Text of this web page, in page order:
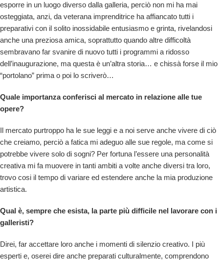
esporre in un luogo diverso dalla galleria, perciò non mi ha mai
osteggiata, anzi, da veterana imprenditrice ha affiancato tutti i
preparativi con il solito inossidabile entusiasmo e grinta, rivelandosi
anche una preziosa amica, soprattutto quando altre difficoltà
sembravano far svanire di nuovo tutti i programmi a ridosso
dell’inaugurazione, ma questa è un’altra storia… e chissà forse il mio
“portolano” prima o poi lo scriverò…
Quale importanza conferisci al mercato in relazione alle tue
opere?
Il mercato purtroppo ha le sue leggi e a noi serve anche vivere di ciò
che creiamo, perciò a fatica mi adeguo alle sue regole, ma come si
potrebbe vivere solo di sogni? Per fortuna l’essere una personalità
creativa mi fa muovere in tanti ambiti a volte anche diversi tra loro,
trovo cosi il tempo di variare ed estendere anche la mia produzione
artistica.
Qual è, sempre che esista, la parte più difficile nel lavorare con i
galleristi?
Direi, far accettare loro anche i momenti di silenzio creativo. I più
esperti e, oserei dire anche preparati culturalmente, comprendono